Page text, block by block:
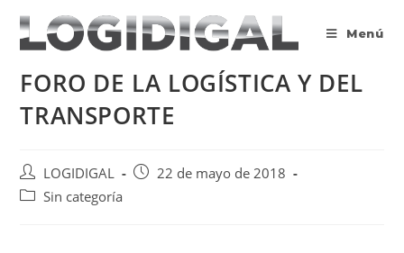
contenido
Menú
FORO DE LA LOGÍSTICA Y DEL
TRANSPORTE
Autor
de
LOGIDIGAL
Publicación
22 de mayo de 2018
Categoría
Sin categoría